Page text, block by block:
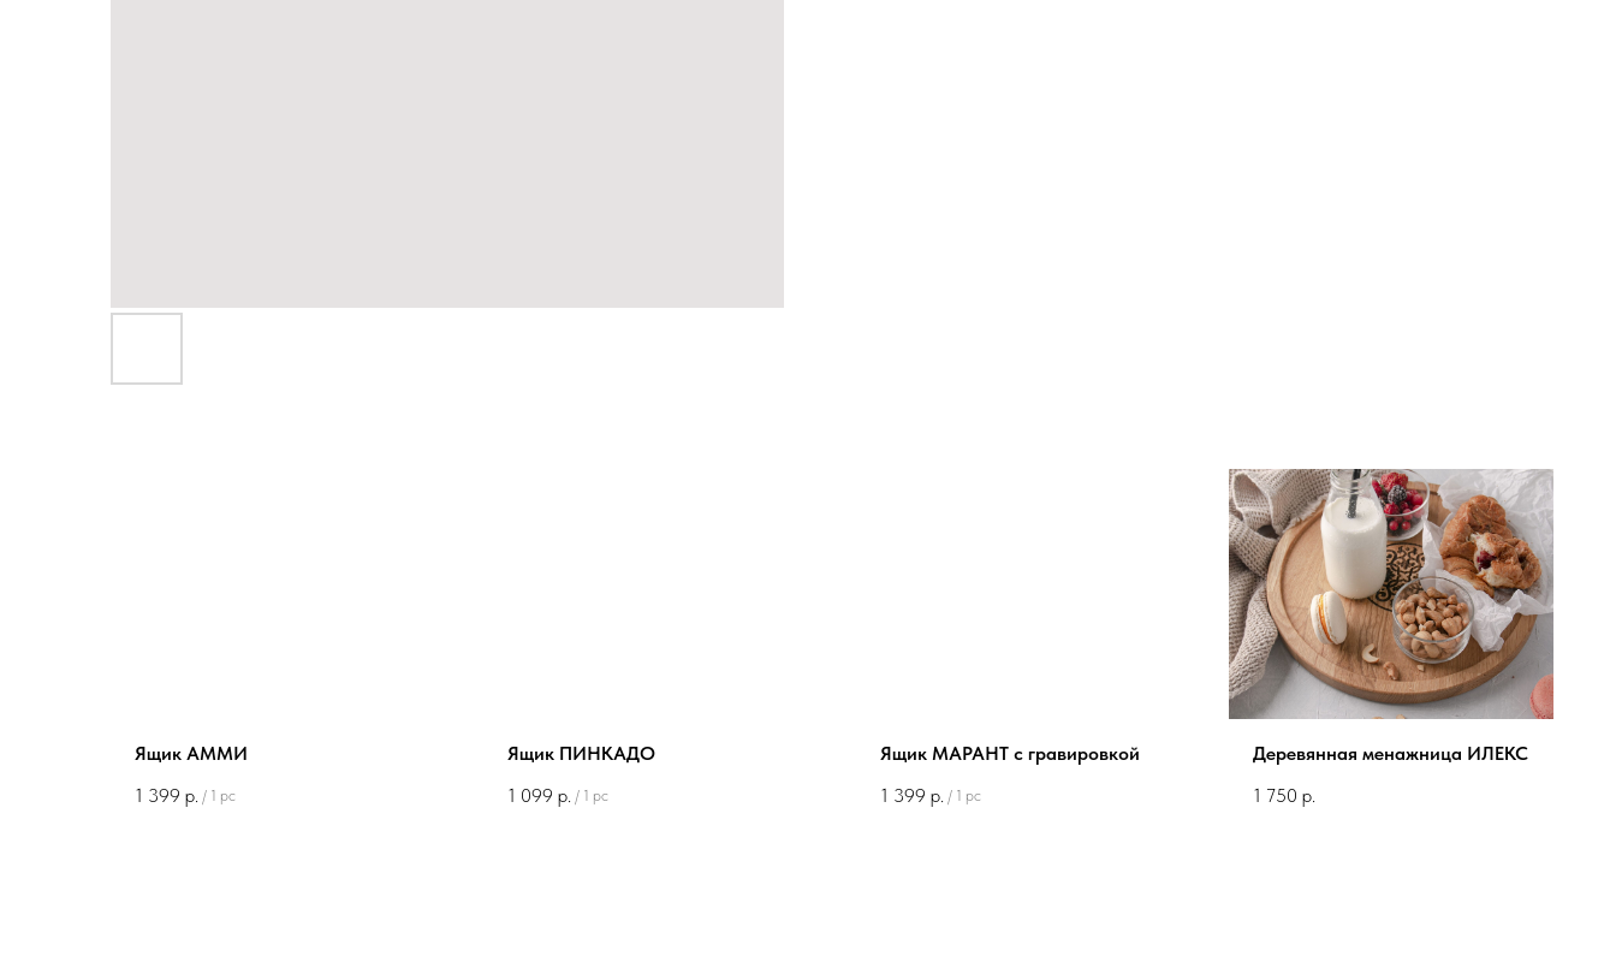
Ящик АММИ
1 399 р. / 1 pc
Ящик ПИНКАДО
1 099 р. / 1 pc
Ящик МАРАНТ с гравировкой
1 399 р. / 1 pc
Деревянная менажница ИЛЕКС
1 750 р.